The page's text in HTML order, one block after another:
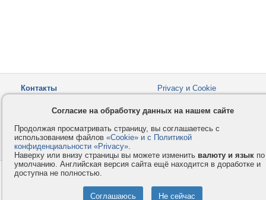
Контакты
Privacy и Cookie
Как оплатить
Форумы
© 2008-2026VMESTE.EU
Согласие на обработку данных на нашем сайте
Продолжая просматривать страницу, вы соглашаетесь с
использованием файлов «Cookie» и с Политикой
конфиденциальности «Privacy».
Наверху или внизу страницы вы можете изменить валюту и язык по
умолчанию. Английская версия сайта ещё находится в доработке и
доступна не полностью.